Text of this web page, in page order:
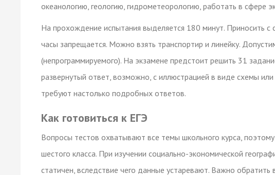
океанологию, геологию, гидрометеорологию, работать в сфере
На прохождение испытания выделяется 180 минут. Приносить
часы запрещается. Можно взять транспортир и линейку.
(непрограммируемого). На экзамене предстоит решить 31
развернутый ответ, возможно, с иллюстрацией в виде схемы
требуют настолько подробных ответов.
Как готовиться к ЕГЭ
Вопросы тестов охватывают все темы школьного курса,
шестого класса. При изучении социально-экономической
статичен, вследствие чего данные устаревают. Важно обратить